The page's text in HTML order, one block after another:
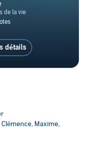
détails
Clémence, Maxime,